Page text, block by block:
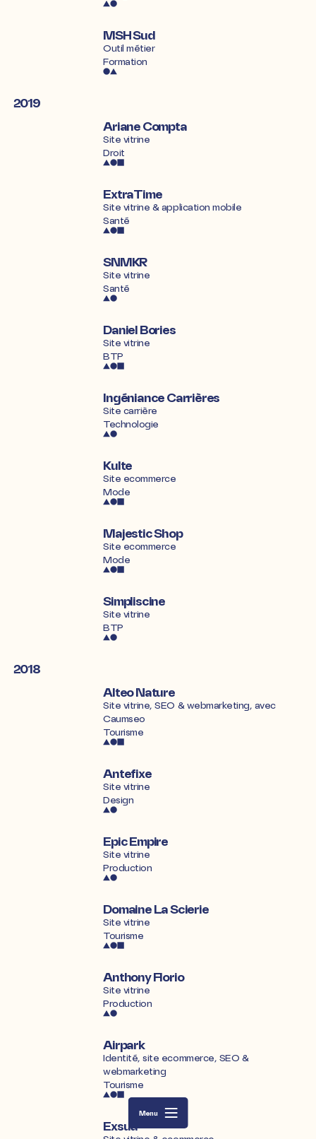
Menu
MSH Sud
Outil métier
Formation
2019
Ariane Compta
Site vitrine
Droit
ExtraTime
Site vitrine & application mobile
Santé
SNMKR
Site vitrine
Santé
Daniel Bories
Site vitrine
BTP
Ingéniance Carrières
Site carrière
Technologie
Kulte
Site ecommerce
Mode
Majestic Shop
Site ecommerce
Mode
Simpliscine
Site vitrine
BTP
2018
Alteo Nature
Site vitrine, SEO & webmarketing, avec
Caumseo
Tourisme
Antefixe
Site vitrine
Design
Epic Empire
Site vitrine
Production
Domaine La Scierie
Site vitrine
Tourisme
Anthony Florio
Site vitrine
Production
Airpark
Identité, site ecommerce, SEO &
webmarketing
Tourisme
Exsud